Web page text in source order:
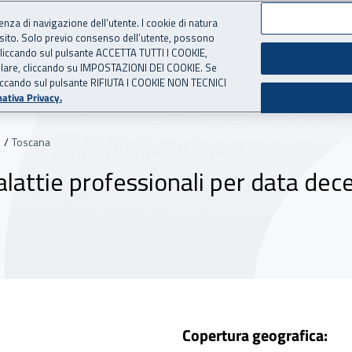
l'Assicurazione
Toscana
professionali per data
Copertura geografica:
di navigazione dell’utente. I cookie di natura
Solo previo consenso dell’utente, possono
sul pulsante ACCETTA TUTTI I COOKIE,
cliccando su IMPOSTAZIONI DEI COOKIE. Se
sul pulsante RIFIUTA I COOKIE NON TECNICI
Privacy.